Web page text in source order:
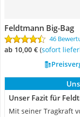
Feldtmann Big-Bag
46
ab 10,00 € ( Sofort
Unser Fazit für
Mit seiner Tragkraft